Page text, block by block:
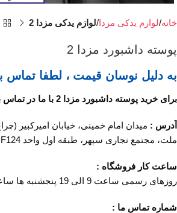
خانه لوازم یدکی مزدا لوازم یدکی مزدا 2
پوسته داشبورد مزدا 2
به دلیل نوسان قیمت ، لطفا تماس
برای خرید پوسته داشبورد مزدا 2 با ما در تماس باشید.
آدرس : میدان امام خمینی، خیابان امیرکبیر
ملت، مجتمع تجاری سپهر، طبقه اول واحد F124
ساعت کار فروشگاه :
روزهای رسمی ساعت 9 الی 19 پنجشنبه ها ساعت 9 الی 14
شماره تماس ما :